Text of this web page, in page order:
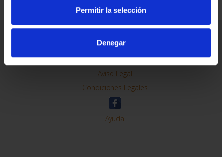
Permitir la selección
Denegar
Contacto
Preguntas Frequentes (FAQs)
Aviso Legal
Condiciones Legales
Ayuda